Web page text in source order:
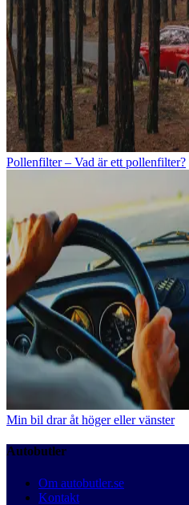
Pollenfilter – Vad är ett pollenfilter?
Min bil drar åt höger eller vänster
Autobutler
Om autobutler.se
Kontakt